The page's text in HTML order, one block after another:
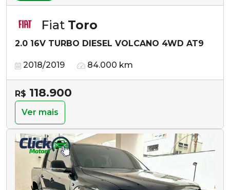
Fiat Toro
2.0 16V TURBO DIESEL VOLCANO 4WD AT9
2018/2019 84.000 km
R$ 118.900
Ver mais